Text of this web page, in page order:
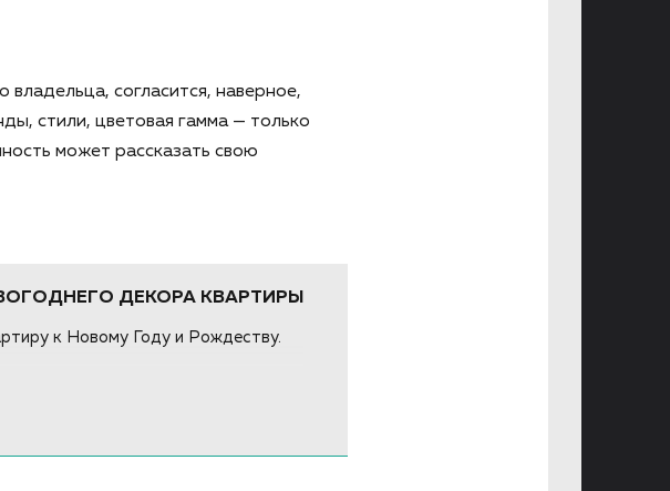
согласится, наверное,
стили, цветовая гамма — только
может рассказать свою
ДЕКОРА КВАРТИРЫ
к Новому Году и Рождеству.